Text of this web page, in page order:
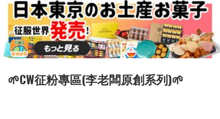
🌱CW征粉專區(李老闆原創系列)🌱